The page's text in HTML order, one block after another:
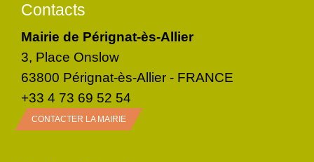
Contacts
Mairie de Pérignat-ès-Allier
3, Place Onslow
63800 Pérignat-ès-Allier - FRANCE
+33 4 73 69 52 54
CONTACTER LA MAIRIE